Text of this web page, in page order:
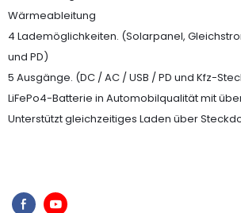
Wärmeableitung
4 Lademöglichkeiten. (Solarpanel,
und PD)
5 Ausgänge. (DC / AC / USB / PD und Kfz-
LiFePo4-Batterie in Automobilqualität mit
Unterstützt gleichzeitiges Laden über